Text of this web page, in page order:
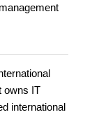
owns IT
international